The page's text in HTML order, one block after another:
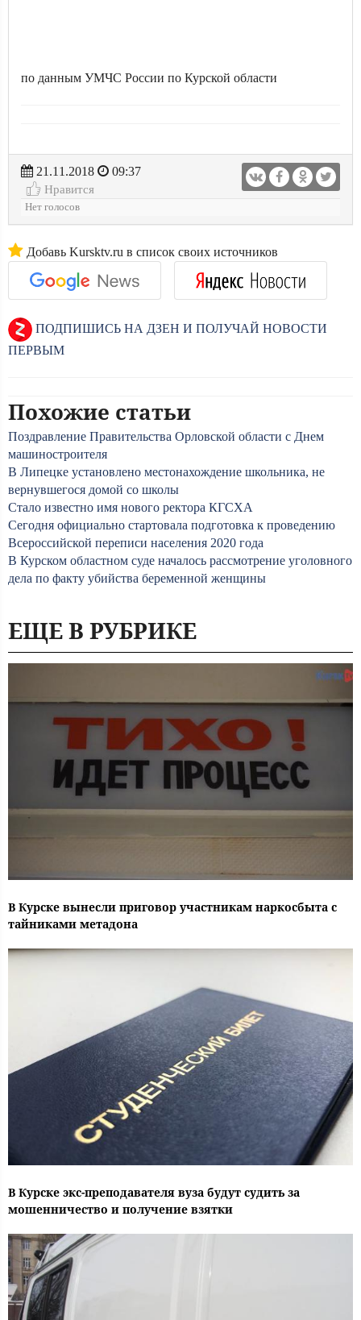
по данным УМЧС России по Курской области
21.11.2018
09:37
Нравится
Нет голосов
Добавь Kursktv.ru в список своих источников
ПОДПИШИСЬ НА ДЗЕН И ПОЛУЧАЙ НОВОСТИ
ПЕРВЫМ
Похожие статьи
Поздравление Правительства Орловской области с Днем
машиностроителя
В Липецке установлено местонахождение школьника, не
вернувшегося домой со школы
Стало известно имя нового ректора КГСХА
Сегодня официально стартовала подготовка к проведению
Всероссийской переписи населения 2020 года
В Курском областном суде началось рассмотрение уголовного
дела по факту убийства беременной женщины
ЕЩЕ В РУБРИКЕ
В Курске вынесли приговор участникам наркосбыта с
тайниками метадона
В Курске экс-преподавателя вуза будут судить за
мошенничество и получение взятки